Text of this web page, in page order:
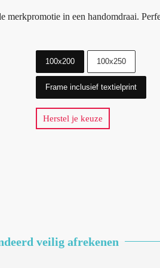
merkpromotie in een handomdraai.
100x200 100x250
Frame inclusief textielprint
Herstel je keuze
veilig afrekenen